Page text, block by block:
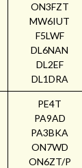
ON3FZT
MW6IUT
F5LWF
DL6NAN
DL2EF
DL1DRA
PE4T
PA9AD
PA3BKA
ON7WD
ON6ZT/P